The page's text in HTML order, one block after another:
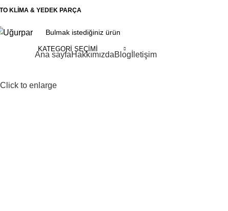
KLİMA & YEDEK PARÇA
KATEGORI SEÇIMI
Ana sayfaHakkımızdaBlog İletişim
Click to enlarge